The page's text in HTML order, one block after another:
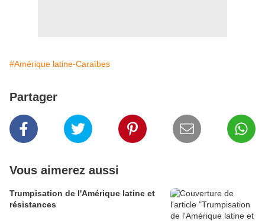
#Amérique latine-Caraïbes
Partager
Vous aimerez aussi
Trumpisation de l'Amérique latine et
résistances